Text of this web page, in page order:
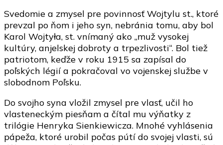
Svedomie a zmysel pre povinnosť Wojtylu st., ktoré
prevzal po ňom i jeho syn, nebránia tomu, aby bol
Karol Wojtyła, st. vnímaný ako „muž vysokej
kultúry, anjelskej dobroty a trpezlivosti“. Bol tiež
patriotom, keďže v roku 1915 sa zapísal do
poľských légií a pokračoval vo vojenskej službe v
slobodnom Poľsku.
Do svojho syna vložil zmysel pre vlasť, učil ho
vlasteneckým piesňam a čítal mu výňatky z
trilógie Henryka Sienkiewicza. Mnohé vyhlásenia
pápeža, ktoré urobil počas pútí do svojej vlasti, sú